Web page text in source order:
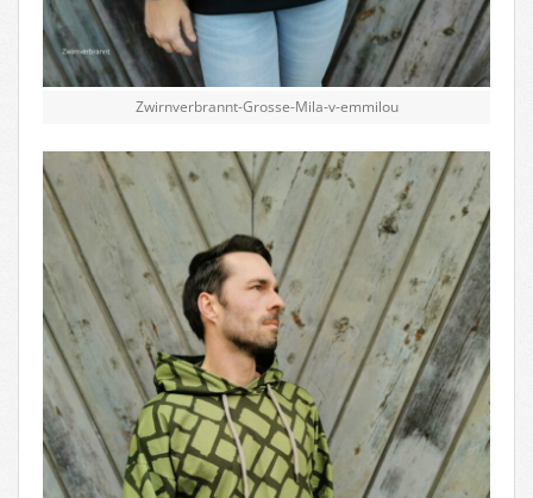
Zwirnverbrannt-Grosse-Mila-v-emmilou